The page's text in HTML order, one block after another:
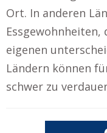
Ort. In anderen
Essgewohnheiten,
eigenen
Ländern können
schwer zu